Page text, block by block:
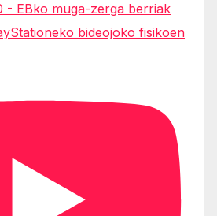
- EBko muga-zerga berriak
bideojoko fisikoen